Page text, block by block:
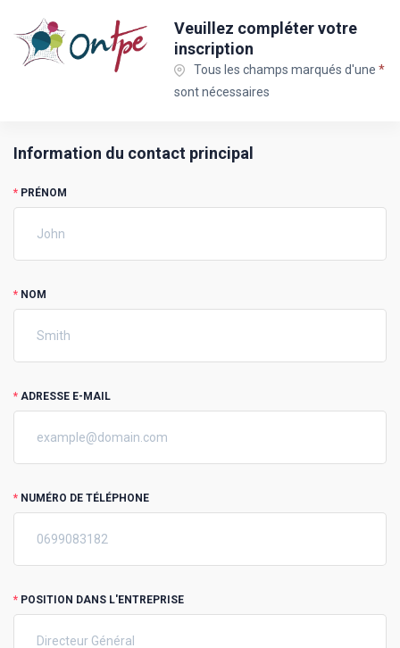
Veuillez compléter votre
inscription
Tous les champs marqués d'une *
sont nécessaires
Information du contact principal
* PRÉNOM
* NOM
* ADRESSE E-MAIL
* NUMÉRO DE TÉLÉPHONE
* POSITION DANS L'ENTREPRISE